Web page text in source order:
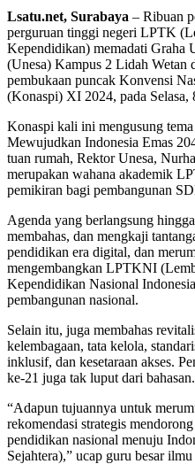
Lsatu.net, Surabaya – Ribuan
perguruan tinggi negeri LPTK
Kependidikan) memadati Graha
(Unesa) Kampus 2 Lidah Wetan
pembukaan puncak Konvensi
(Konaspi) XI 2024, pada Selasa,
Konaspi kali ini mengusung
Mewujudkan Indonesia Emas
tuan rumah, Rektor Unesa,
merupakan wahana akademik
pemikiran bagi pembangunan
Agenda yang berlangsung
membahas, dan mengkaji
pendidikan era digital, dan
mengembangkan LPTKNI
Kependidikan Nasional
pembangunan nasional.
Selain itu, juga membahas
kelembagaan, tata kelola,
inklusif, dan kesetaraan akses.
ke-21 juga tak luput dari bahasan.
“Adapun tujuannya untuk
rekomendasi strategis
pendidikan nasional menuju
Sejahtera),” ucap guru besar